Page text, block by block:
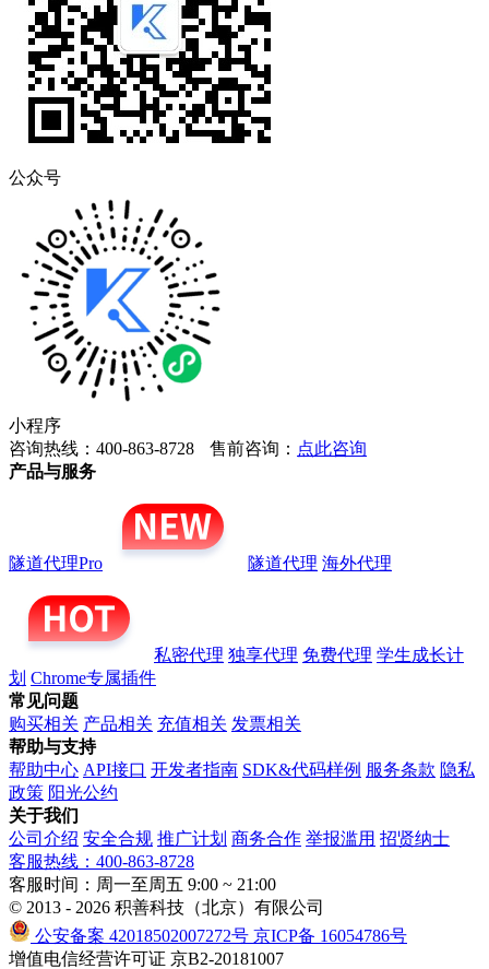
公众号
小程序
咨询热线：400-863-8728
售前咨询： 点此咨询
产品与服务
隧道代理Pro 隧道代理 海外代理
私密代理 独享代理 免费代理 学生成长计
划 Chrome专属插件
常见问题
购买相关 产品相关 充值相关 发票相关
帮助与支持
帮助中心 API接口 开发者指南 SDK&代码样例 服务条款 隐私
政策 阳光公约
关于我们
公司介绍 安全合规 推广计划 商务合作 举报滥用 招贤纳士
客服热线：400-863-8728
客服时间：周一至周五 9:00 ~ 21:00
© 2013 - 2026 积善科技（北京）有限公司
公安备案 42018502007272号 京ICP备 16054786号
增值电信经营许可证 京B2-20181007